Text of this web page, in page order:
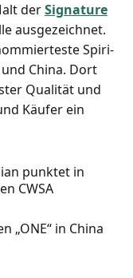
derSigna­tu­re
aus­ge­zeich­net.
Spi­ri­
Chi­na. Dort
Qua­li­tät und
Käu­fer ein
„ONE“ in Chi­na